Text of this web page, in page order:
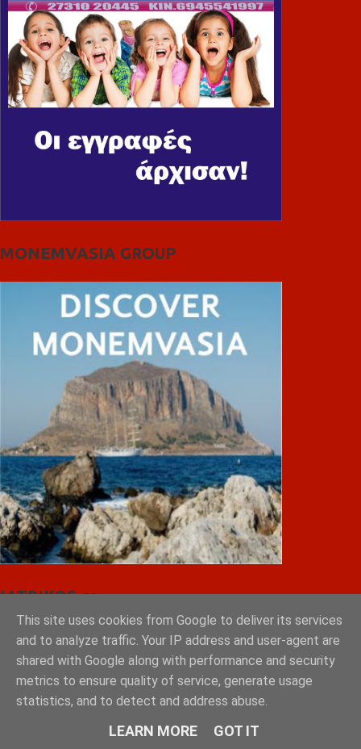
MONEMVASIA GROUP
IATRIKOS.gr
11ο Πανελλήνιο Forum της W4O Hellas
50ο Διεθνές Συνέδριο Ηλεκτροκαρδιολογίας
Θεσσαλονίκη, 30 Μαΐου – 1 Ιουνίου 2025
Το πιάτο της υγιεινής διατροφής
Χρήση εξωτερικού αυτόματου απινιδωτή
Paediatric BLS
This site uses cookies from Google to deliver its services
and to analyze traffic. Your IP address and user-agent are
shared with Google along with performance and security
metrics to ensure quality of service, generate usage
statistics, and to detect and address abuse.
LEARN MORE GOT IT